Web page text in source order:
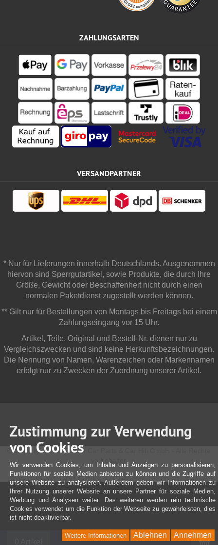
ZAHLUNGSARTEN
VERSANDPARTNER
* Nur für Lieferungen innerhalb Deutschlands. Ausgenommen
hiervon sind Sperrgutartikel, sowie Produkte, die durch Ihre
Größe, Gewicht oder Beschaffenheit nicht durch einen
normalen Paketdienst zugestellt werden können.
** Gilt nur für Bestellungen von Montags bis Freitags bei einem
Zahlungseingang vor 15 Uhr.
Artikel, Teile, Original und Bestell-Nr. dienen nur zu
Vergleichszwecken und sind keine Herkunftsbezeichnungen.
Die Nennung von Namen, Warenzeichen oder Markennamen
erfolgt nur zu Zwecken der Zuordnung unserer Artikel.
Copyright © 2025 JOM Car Parts & Car Hifi GmbH - Alle Rechte
Zustimmung zur Verwendung
von Cookies
Wir verwenden Cookies, um Inhalte und Anzeigen zu personalisieren,
Funktionen für soziale Medien anbieten zu können und die Zugriffe auf
unsere Website zu analysieren. Außerdem geben wir Informationen zu
Ihrer Nutzung unserer Website an unsere Partner für soziale Medien,
Werbung und Analysen weiter. Des weiteren werden rein technische
Cookies verwendet um die Funktion der Webseite zu gewährleisten, dies
ist nicht deaktivierbar.
Annehmen
Ablehnen
Weitere Informationen